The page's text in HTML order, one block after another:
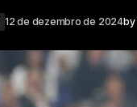
12 de dezembro de 2024by